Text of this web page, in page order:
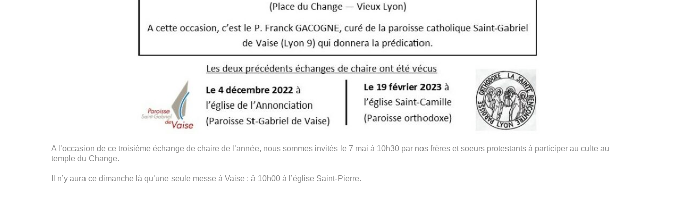
A l’occasion de ce troisième échange de chaire de l’année, nous sommes invités le 7 mai à 10h30 par nos frères et soeurs protestants à participer au culte au
temple du Change.
Il n’y aura ce dimanche là qu’une seule messe à Vaise : à 10h00 à l’église Saint-Pierre.